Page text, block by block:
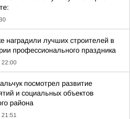
наградили лучших строителей в
профессионального праздника
22:00
посмотрел развитие
и социальных объектов
района
21:51